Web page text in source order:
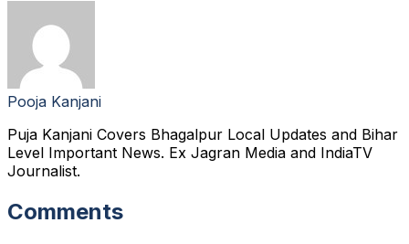
Pooja Kanjani
Puja Kanjani Covers Bhagalpur Local Updates and Bihar
Level Important News. Ex Jagran Media and IndiaTV
Journalist.
Comments